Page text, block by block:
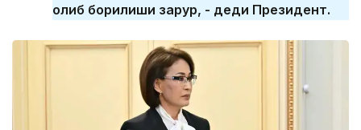
олиб борилиши зарур, - деди Президент.